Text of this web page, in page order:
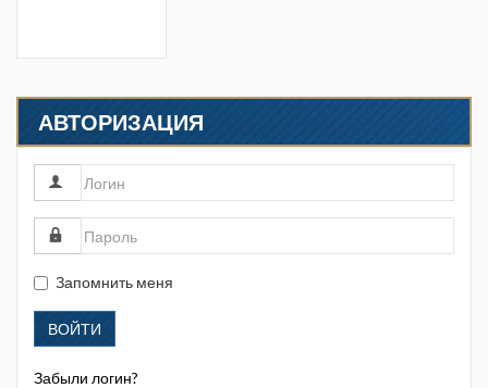
АВТОРИЗАЦИЯ
Запомнить меня
ВОЙТИ
Забыли логин?